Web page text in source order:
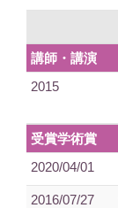
講師・講演
2015
受賞学術賞
2020/04/01
2016/07/27